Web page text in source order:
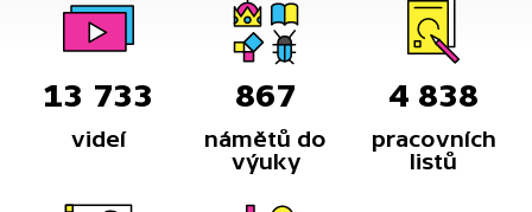
13 733
videí
867
námětů do
výuky
4 838
pracovních
listů